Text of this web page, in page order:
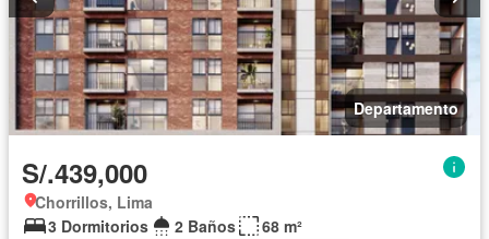
Departamento
S/.439,000
Chorrillos, Lima
3 Dormitorios
2 Baños
68 m²